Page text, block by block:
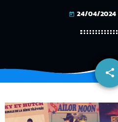
today 24/04/2024
share
email